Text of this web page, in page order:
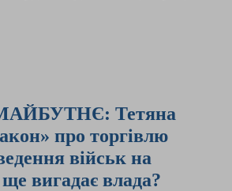
Тетяна
про торгівлю
військ на
вигадає влада?